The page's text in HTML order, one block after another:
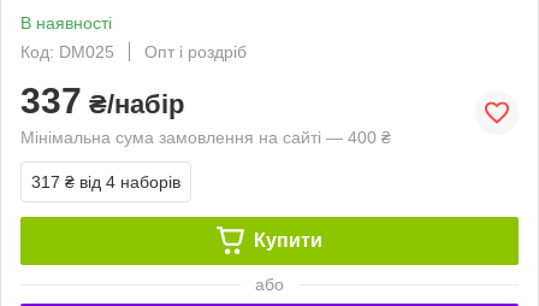
В наявності
Код: DM025
Опт і роздріб
337 ₴/набір
Мінімальна сума замовлення на сайті — 400 ₴
317 ₴ від 4 наборів
Купити
або